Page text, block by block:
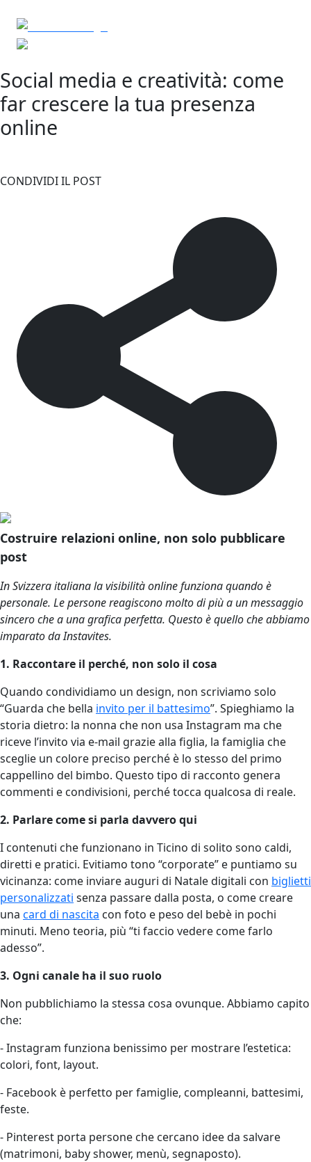
Social media e creatività: come
far crescere la tua presenza
online
CONDIVIDI IL POST
Costruire relazioni online, non solo pubblicare
post
In Svizzera italiana la visibilità online funziona quando è
personale. Le persone reagiscono molto di più a un messaggio
sincero che a una grafica perfetta. Questo è quello che abbiamo
imparato da Instavites.
1. Raccontare il perché, non solo il cosa
Quando condividiamo un design, non scriviamo solo
“Guarda che bella invito per il battesimo”. Spieghiamo la
storia dietro: la nonna che non usa Instagram ma che
riceve l’invito via e-mail grazie alla figlia, la famiglia che
sceglie un colore preciso perché è lo stesso del primo
cappellino del bimbo. Questo tipo di racconto genera
commenti e condivisioni, perché tocca qualcosa di reale.
2. Parlare come si parla davvero qui
I contenuti che funzionano in Ticino di solito sono caldi,
diretti e pratici. Evitiamo tono “corporate” e puntiamo su
vicinanza: come inviare auguri di Natale digitali con biglietti
personalizzati senza passare dalla posta, o come creare
una card di nascita con foto e peso del bebè in pochi
minuti. Meno teoria, più “ti faccio vedere come farlo
adesso”.
3. Ogni canale ha il suo ruolo
Non pubblichiamo la stessa cosa ovunque. Abbiamo capito
che:
- Instagram funziona benissimo per mostrare l’estetica:
colori, font, layout.
- Facebook è perfetto per famiglie, compleanni, battesimi,
feste.
- Pinterest porta persone che cercano idee da salvare
(matrimoni, baby shower, menù, segnaposto).